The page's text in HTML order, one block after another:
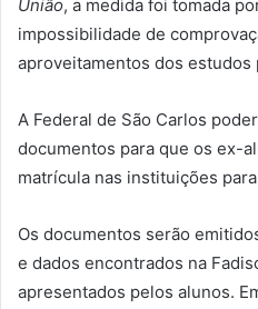
União, a medida foi tomada
impossibilidade de
aproveitamentos dos estudos
A Federal de São Carlos
documentos para que os ex-
matrícula nas instituições
Os documentos serão
e dados encontrados na
apresentados pelos alunos.